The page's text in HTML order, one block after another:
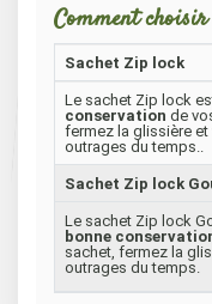
Comment choisir
Sachet Zip lock
Le sachet Zip lock
conservation de
fermez la glissière et
outrages du temps..
Sachet Zip lock
Le sachet Zip lock
bonne
sachet, fermez la
outrages du temps.